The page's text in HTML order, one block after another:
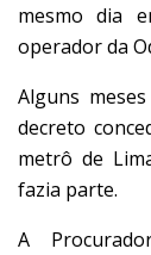
mesmo dia
operador da
Alguns
decreto
metrô de
fazia parte.
A